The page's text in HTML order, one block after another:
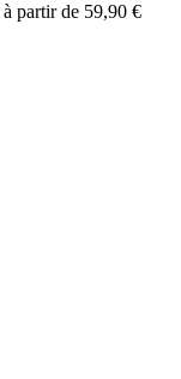
à partir de 59,90 €